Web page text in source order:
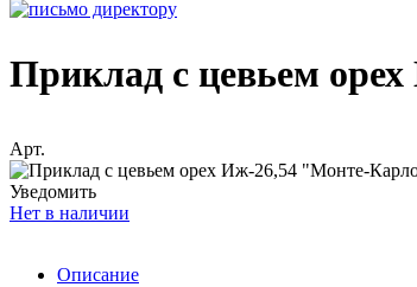
Приклад с цевьем
Арт.
Уведомить
Нет в наличии
Описание